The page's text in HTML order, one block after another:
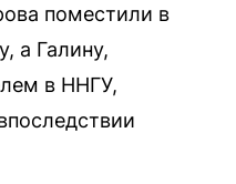
поместили в
а Галину,
в ННГУ,